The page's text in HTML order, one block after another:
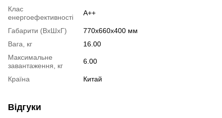
Клас
енергоефективності
А++
Габарити (ВхШхГ)
770х660х400 мм
Вага, кг
16.00
Максимальне
завантаження, кг
6.00
Країна Китай
Відгуки